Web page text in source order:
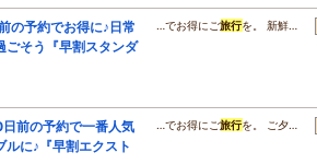
の予約でお得に♪日常
ごそう『早割スタンダ
…でお得にご旅行を。 新鮮…
日前の予約で一番人気
に♪『早割エクスト
…でお得にご旅行を。 ご夕…